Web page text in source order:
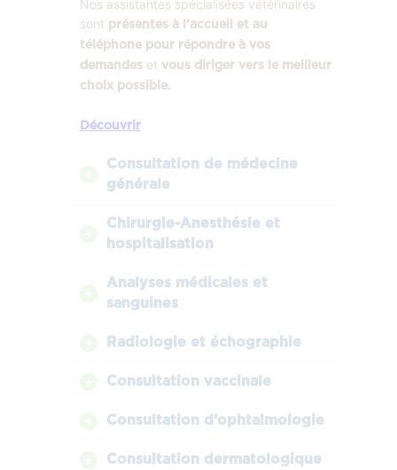
Nos assistantes spécialisées vétérinaires
sont
présentes à l’accueil et au
téléphone pour répondre à vos
demandeset vous diriger vers le meilleur
choix possible.
Découvrir
Consultation de médecine
générale
Chirurgie-Anesthésie et
hospitalisation
Analyses médicales et
sanguines
Radiologie et échographie
Consultation vaccinale
Consultation d’ophtalmologie
Consultation dermatologique